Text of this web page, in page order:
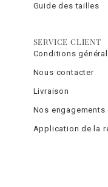
Guide des tailles
SERVICE CLIENT
Conditions
Nous contacter
Livraison
Nos engagements
Application de la